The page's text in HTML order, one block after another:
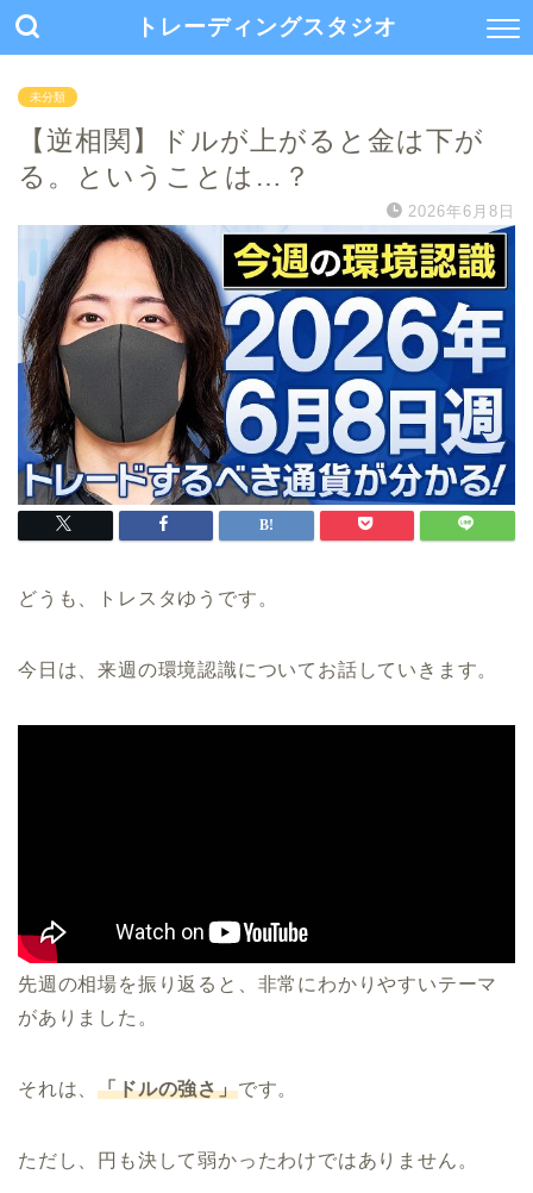
トレーディングスタジオ
未分類
【逆相関】ドルが上がると金は下が
る。ということは…？
2026年6月8日
どうも、トレスタゆうです。
今日は、来週の環境認識についてお話していきます。
先週の相場を振り返ると、非常にわかりやすいテーマ
がありました。
それは、「ドルの強さ」です。
ただし、円も決して弱かったわけではありません。